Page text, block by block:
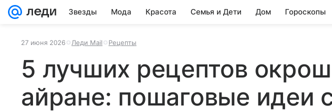
Звезды Мода Красота Семья и Дети Дом Гороскопы
27 июня 2026 Леди Mail Рецепты
5 лучших рецептов
айране: пошаговые идеи